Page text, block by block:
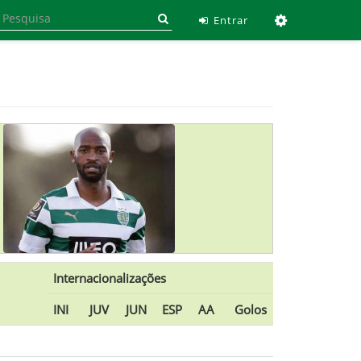
Entrar
Internacionalizações
INI
JUV JUN ESP AA
Golos